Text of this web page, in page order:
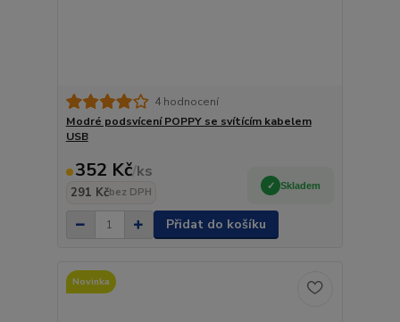
4 hodnocení
Modré podsvícení POPPY se svítícím kabelem
USB
352 Kč/ks
291 Kčbez DPH
Skladem
Přidat do košíku
Novinka